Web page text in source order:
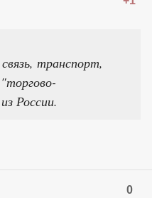
транспорт,
России.
0